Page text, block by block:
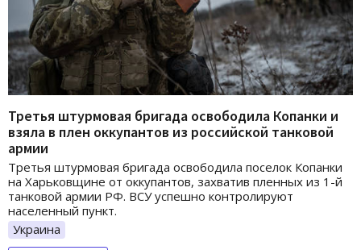
Третья штурмовая бригада освободила Копанки и
взяла в плен оккупантов из российской танковой
армии
Третья штурмовая бригада освободила поселок Копанки
на Харьковщине от оккупантов, захватив пленных из 1-й
танковой армии РФ. ВСУ успешно контролируют
населенный пункт.
Украина